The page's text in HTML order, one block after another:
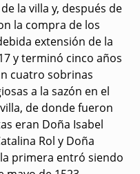
la villa y, después de
la compra de los
extensión de la
y terminó cinco años
cuatro sobrinas
a la sazón en el
de donde fueron
eran Doña Isabel
Rol y Doña
primera entró siendo